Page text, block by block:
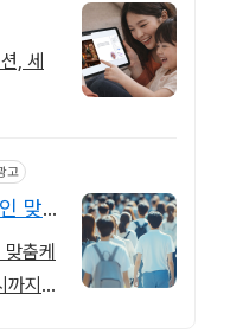
, 세
고
맞
춤케
지